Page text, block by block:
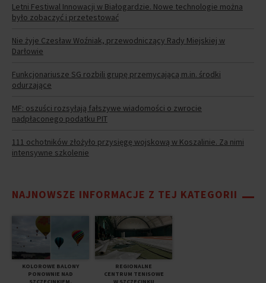
Letni Festiwal Innowacji w Białogardzie. Nowe technologie można
było zobaczyć i przetestować
Nie żyje Czesław Woźniak, przewodniczący Rady Miejskiej w
Darłowie
Funkcjonariusze SG rozbili grupę przemycającą m.in. środki
odurzające
MF: oszuści rozsyłają fałszywe wiadomości o zwrocie
nadpłaconego podatku PIT
111 ochotników złożyło przysięgę wojskową w Koszalinie. Za nimi
intensywne szkolenie
NAJNOWSZE INFORMACJE Z TEJ KATEGORII
KOLOROWE BALONY
PONOWNIE NAD
SZCZECINKIEM.
REGIONALNE
CENTRUM TENISOWE
W SZCZECINKU